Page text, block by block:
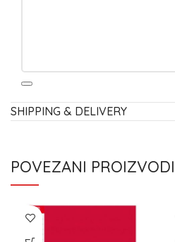
SHIPPING & DELIVERY
POVEZANI PROIZVODI